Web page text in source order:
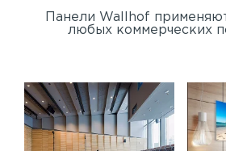
Панели Wallhof
любых коммерческих